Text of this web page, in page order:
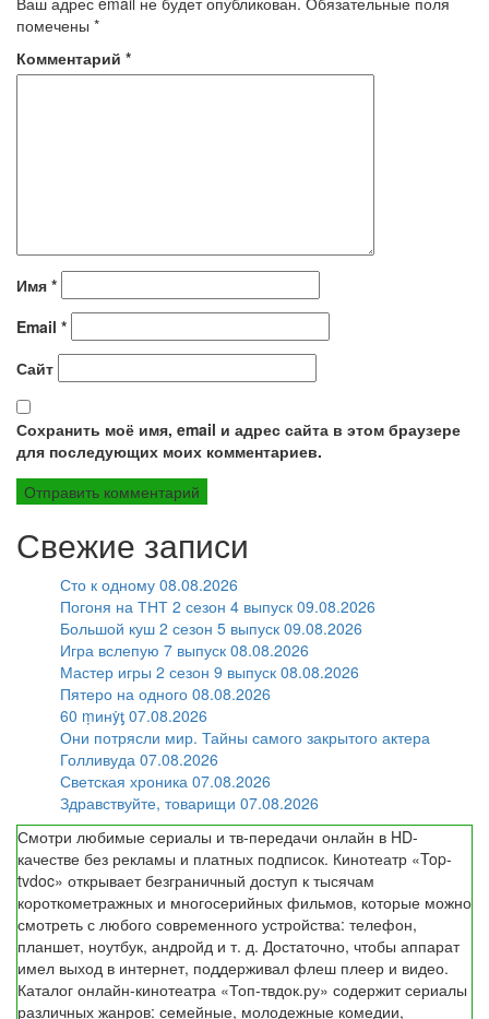
помечены *
Комментарий *
Имя *
Email *
Сайт
Сохранить моё имя, email и адрес сайта в этом браузере
для последующих моих комментариев.
Свежие записи
Сто к одному 08.08.2026
Погоня на ТНТ 2 сезон 4 выпуск 09.08.2026
Большой куш 2 сезон 5 выпуск 09.08.2026
Игра вслепую 7 выпуск 08.08.2026
Мастер игры 2 сезон 9 выпуск 08.08.2026
Пятеро на одного 08.08.2026
60 ṃинẏƫ 07.08.2026
Они потрясли мир. Тайны самого закрытого актера
Голливуда 07.08.2026
Светская хроника 07.08.2026
Здравствуйте, товарищи 07.08.2026
Смотри любимые сериалы и тв-передачи онлайн в HD-
качестве без рекламы и платных подписок. Кинотеатр «Top-
tvdoc» открывает безграничный доступ к тысячам
короткометражных и многосерийных фильмов, которые можно
смотреть с любого современного устройства: телефон,
планшет, ноутбук, андройд и т. д. Достаточно, чтобы аппарат
имел выход в интернет, поддерживал флеш плеер и видео.
Каталог онлайн-кинотеатра «Топ-твдок.ру» содержит сериалы
различных жанров: семейные, молодежные комедии,